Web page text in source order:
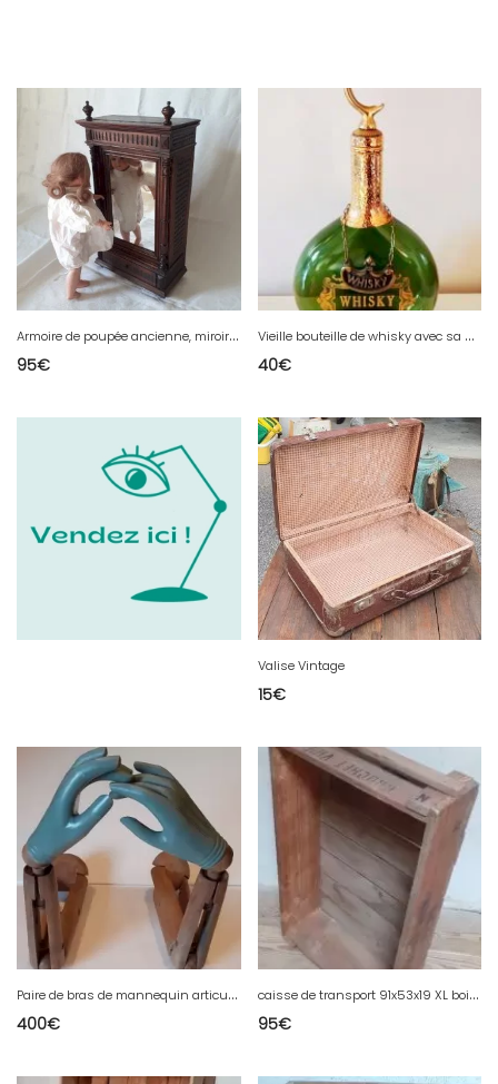
A
rmoire de poupée ancienne, miroir, à colonnes détachées
95€
V
ieille bouteille de whisky avec sa dorure
40€
Valise Vintage
15€
P
aire de bras de mannequin articulés, ajustables et gantés, en bois sculpté, ancien
400€
c
aisse de transport 91x53x19 XL bois ancienne brochet
95€